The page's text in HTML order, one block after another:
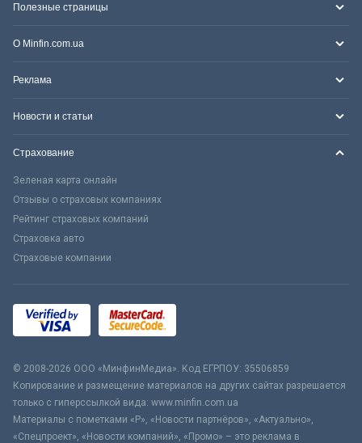
Полезные страницы
О Minfin.com.ua
Реклама
Новости и статьи
Страхование
Зеленая карта онлайн
Отзывы о страховых компаниях
Рейтинг страховых компаний
Страховка авто
Страховые компании
© 2008-2026 ООО «МинфинМедиа». Код ЕГРПОУ: 35506859
Копирование и размещение материалов на других сайтах разрешается
только с гиперссылкой вида: www.minfin.com.ua
Материалы с пометками «Р», «Новости партнёров», «Актуально»,
«Спецпроект», «Новости компаний», «Промо» – это реклама в